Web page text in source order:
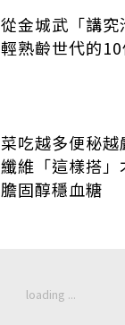
從金城武「講
輕熟齡世代的
菜吃越多便秘
纖維「這樣搭」
膽固醇穩血糖